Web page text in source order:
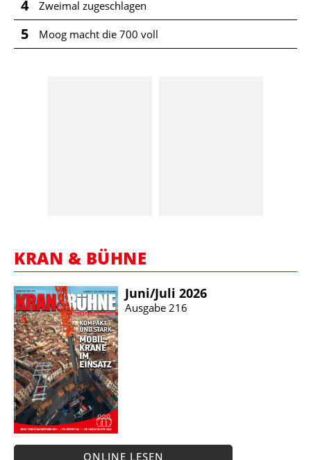
4 Zweimal zugeschlagen
5 Moog macht die 700 voll
KRAN & BÜHNE
Juni/​Juli 2026
Ausgabe 216
ONLINE LESEN